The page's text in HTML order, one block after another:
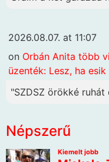
2026.08.07. at 11:07
on Orbán Anita több
üzenték: Lesz, ha esik
"SZDSZ örökké ruhát
Népszerű